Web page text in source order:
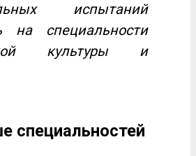
испытаний
на специальности
культуры и
специальностей